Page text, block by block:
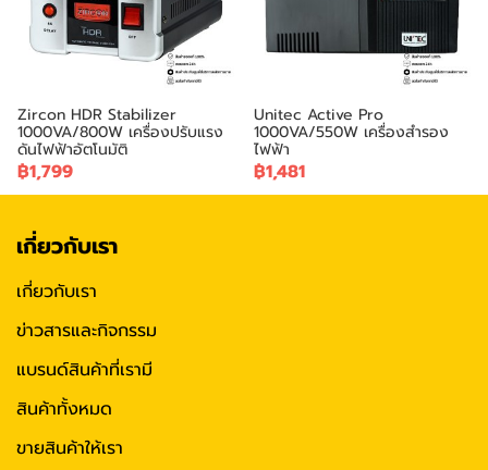
Zircon HDR Stabilizer
1000VA/800W เครื่องปรับแรง
ดันไฟฟ้าอัตโนมัติ
฿1,799
Unitec Active Pro
1000VA/550W เครื่องสำรอง
ไฟฟ้า
฿1,481
เกี่ยวกับเรา
เกี่ยวกับเรา
ข่าวสารและกิจกรรม
แบรนด์สินค้าที่เรามี
สินค้าทั้งหมด
ขายสินค้าให้เรา